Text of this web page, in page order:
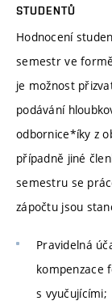
STUDENTŮ
Hodnocení
semestr ve
je možnost
podávání
odbornice*íky z
případně jiné
semestru se
zápočtu jsou
Pravidelná
kompenzace
s vyučujícími;